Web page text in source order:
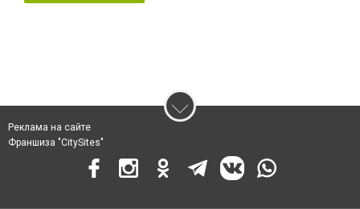
Реклама на сайте
Франшиза "CitySites"